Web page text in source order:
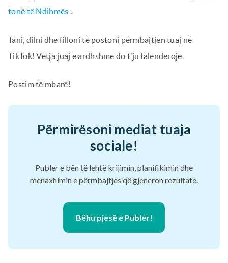
tonë të Ndihmës
Tani, dilni dhe filloni të postoni përmbajtjen tuaj në
TikTok! Vetja juaj e ardhshme do t’ju falënderojë.
Postim të mbarë!
Përmirësoni mediat tuaja
sociale!
Publer e bën të lehtë krijimin, planifikimin dhe
menaxhimin e përmbajtjes që gjeneron rezultate.
Bëhu pjesë e Publer!